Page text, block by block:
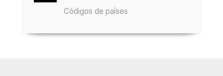
Códigos de países